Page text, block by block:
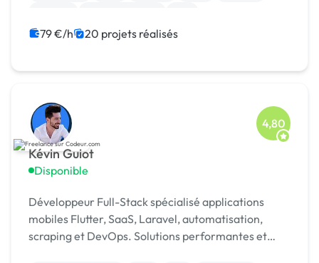
79 €/h 20 projets réalisés
Kévin Guiot
Disponible
4,80
Développeur Full-Stack spécialisé applications
mobiles Flutter, SaaS, Laravel, automatisation,
scraping et DevOps. Solutions performantes et